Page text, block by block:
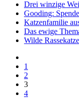
Drei winzige
Gooding:
Katzenfamilie
Das ewige
Wilde
1
2
3
4